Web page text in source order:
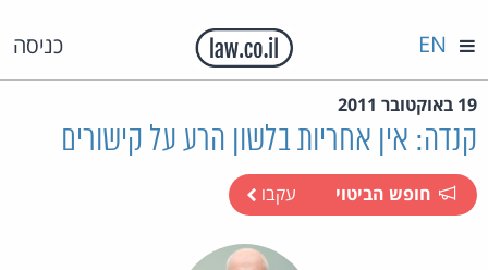
כניסה EN
19 באוקטובר 2011
קנדה: אין אחריות בלשון הרע על קישורים
חופש הביטוי עקבו